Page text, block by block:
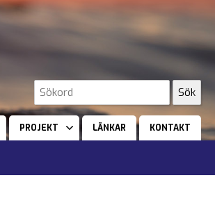
PROJEKT LÄNKAR KONTAKT